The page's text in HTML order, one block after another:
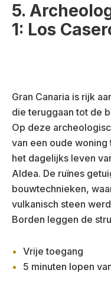
5.
1: Los
Gran Canaria is rijk
die teruggaan tot de
Op deze
van een oude
het dagelijks leven
Aldea. De ruïnes
bouwtechnieken,
vulkanisch steen
Borden leggen de
Vrije toegang
5 minuten lopen